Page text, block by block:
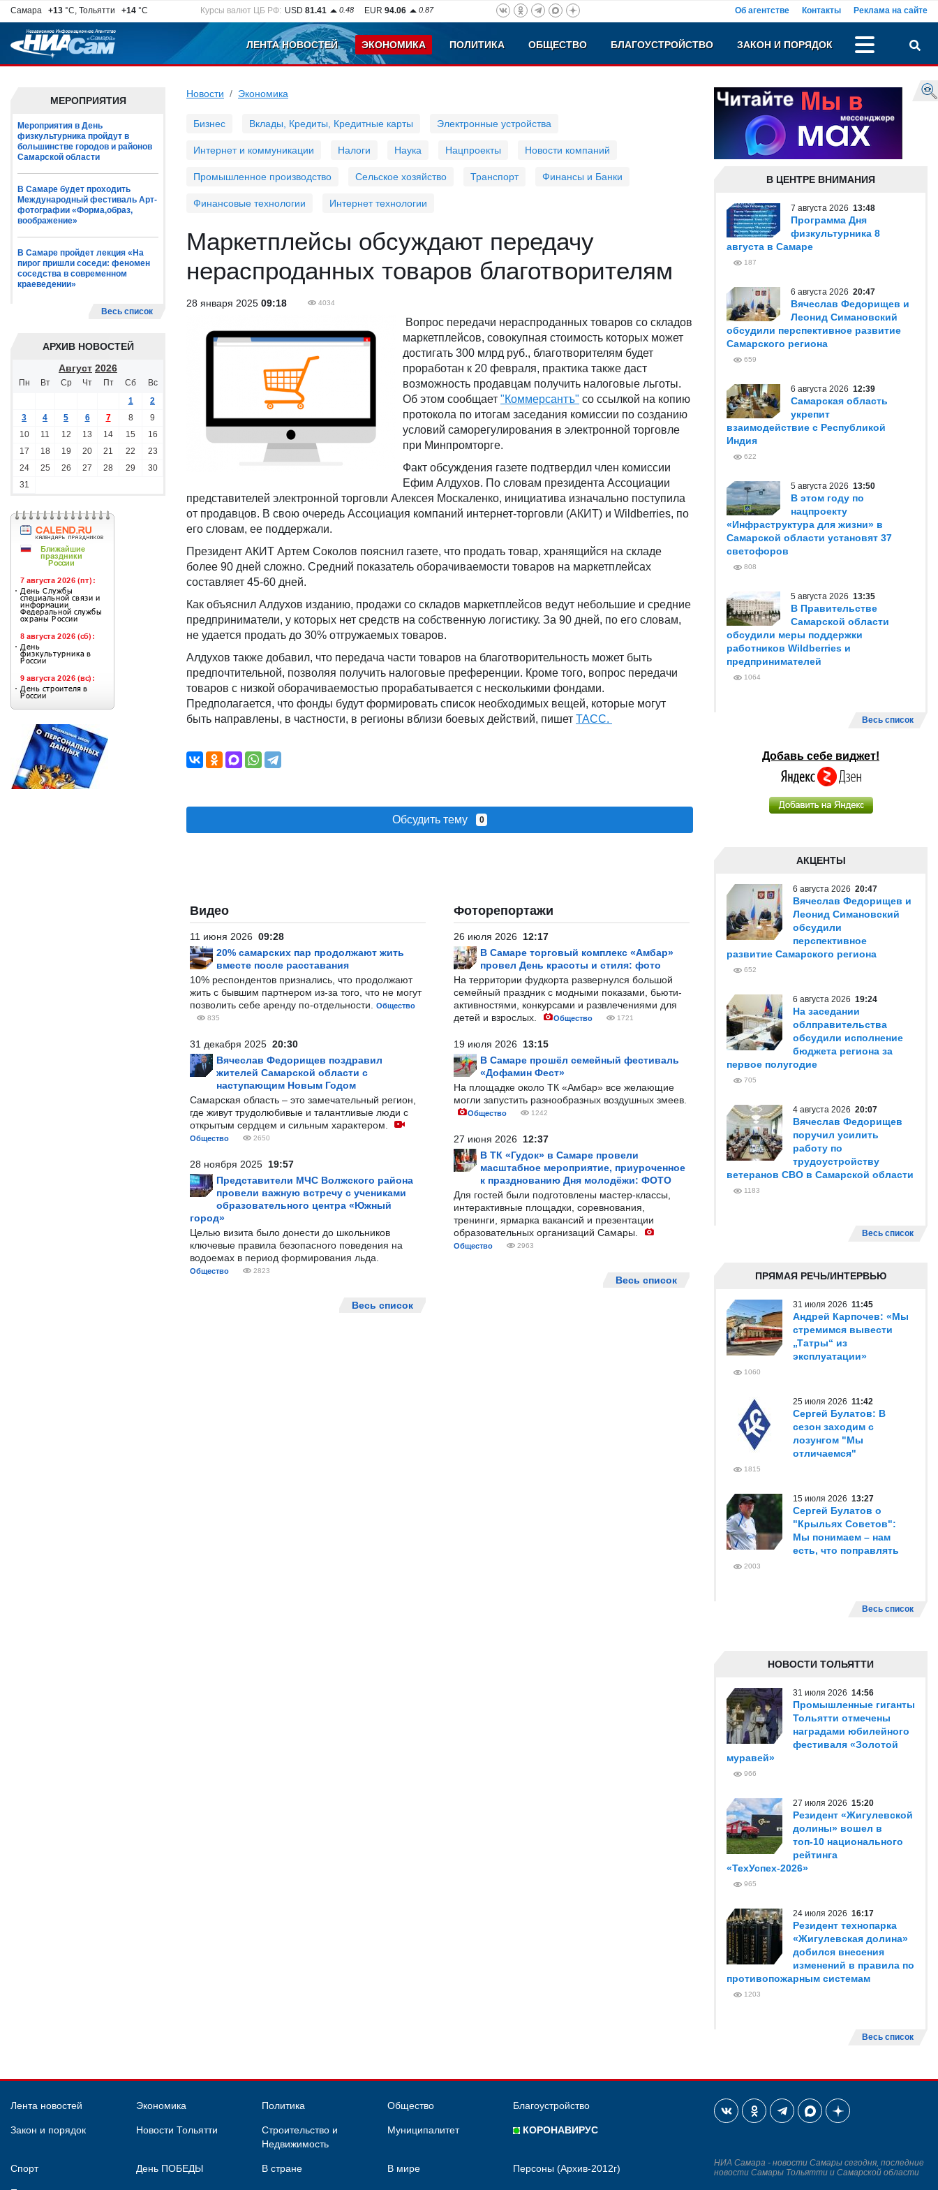
Самара +13 °C, Тольятти +14 °C Курсы валют ЦБ РФ: USD 81.41 0.48 EUR 94.06 0.87 Об агентстве Контакты Реклама на сайте
ЛЕНТА НОВОСТЕЙ ЭКОНОМИКА ПОЛИТИКА ОБЩЕСТВО БЛАГОУСТРОЙСТВО ЗАКОН И ПОРЯДОК
МЕРОПРИЯТИЯ
Мероприятия в День
физкультурника пройдут в
большинстве городов и районов
Самарской области
В Самаре будет проходить
Международный фестиваль Арт-
фотографии «Форма,образ,
воображение»
В Самаре пройдет лекция «На
пирог пришли соседи: феномен
соседства в современном
краеведении»
Весь список
АРХИВ НОВОСТЕЙ
Август 2026
Пн Вт Ср Чт Пт Сб
Вс
1
2
3
4 5 6 7 8
9
10
11 12 13 14 15
16
17
18 19 20 21 22
23
24
25 26 27 28 29
30
31
Новости Экономика
Бизнес Вклады, Кредиты, Кредитные карты Электронные устройства
Интернет и коммуникации Налоги Наука Нацпроекты Новости компаний
Промышленное производство Сельское хозяйство Транспорт Финансы и Банки
Финансовые технологии Интернет технологии
Маркетплейсы обсуждают передачу
нераспроданных товаров благотворителям
28 января 2025 09:18 4034
Вопрос передачи нераспроданных товаров со складов
маркетплейсов, совокупная стоимость которых может
достигать 300 млрд руб., благотворителям будет
проработан к 20 февраля, практика также даст
возможность продавцам получить налоговые льготы.
Об этом сообщает "Коммерсантъ" со ссылкой на копию
протокола по итогам заседания комиссии по созданию
условий саморегулирования в электронной торговле
при Минпромторге.
Факт обсуждения газете подтвердил член комиссии
Ефим Алдухов. По словам президента Ассоциации
представителей электронной торговли Алексея Москаленко, инициатива изначально поступила
от продавцов. В свою очередь Ассоциация компаний интернет-торговли (АКИТ) и Wildberries, по
его словам, ее поддержали.
Президент АКИТ Артем Соколов пояснил газете, что продать товар, хранящийся на складе
более 90 дней сложно. Средний показатель оборачиваемости товаров на маркетплейсах
составляет 45-60 дней.
Как объяснил Алдухов изданию, продажи со складов маркетплейсов ведут небольшие и средние
предприниматели, у которых нет средств на собственную логистику. За 90 дней, по его словам,
не удается продать до 30% отгружаемых товаров.
Алдухов также добавил, что передача части товаров на благотворительность может быть
предпочтительной, позволяя получить налоговые преференции. Кроме того, вопрос передачи
товаров с низкой оборачиваемостью прорабатывается с несколькими фондами.
Предполагается, что фонды будут формировать список необходимых вещей, которые могут
быть направлены, в частности, в регионы вблизи боевых действий, пишет ТАСС.
Обсудить тему 0
Видео
11 июня 2026 09:28
20% самарских пар продолжают жить
вместе после расставания
10% респондентов признались, что продолжают
жить с бывшим партнером из-за того, что не могут
позволить себе аренду по-отдельности.
Общество
835
31 декабря 2025 20:30
Вячеслав Федорищев поздравил
жителей Самарской области с
наступающим Новым Годом
Самарская область – это замечательный регион,
где живут трудолюбивые и талантливые люди с
открытым сердцем и сильным характером.
Общество 2650
28 ноября 2025 19:57
Представители МЧС Волжского района
провели важную встречу с учениками
образовательного центра «Южный
город»
Целью визита было донести до школьников
ключевые правила безопасного поведения на
водоемах в период формирования льда.
Общество 2823
Весь список
Фоторепортажи
26 июля 2026 12:17
В Самаре торговый комплекс «Амбар»
провел День красоты и стиля: фото
На территории фудкорта развернулся большой
семейный праздник с модными показами, бьюти-
активностями, конкурсами и развлечениями для
детей и взрослых.
Общество 1721
19 июля 2026 13:15
В Самаре прошёл семейный фестиваль
«Дофамин Фест»
На площадке около ТК «Амбар» все желающие
могли запустить разнообразных воздушных змеев.
Общество 1242
27 июня 2026 12:37
В ТК «Гудок» в Самаре провели
масштабное мероприятие, приуроченное
к празднованию Дня молодёжи: ФОТО
Для гостей были подготовлены мастер-классы,
интерактивные площадки, соревнования,
тренинги, ярмарка вакансий и презентации
образовательных организаций Самары.
Общество 2963
Весь список
В ЦЕНТРЕ ВНИМАНИЯ
7 августа 2026 13:48
Программа Дня
физкультурника 8
августа в Самаре
187
6 августа 2026 20:47
Вячеслав Федорищев и
Леонид Симановский
обсудили перспективное развитие
Самарского региона
659
6 августа 2026 12:39
Самарская область
укрепит
взаимодействие с Республикой
Индия
622
5 августа 2026 13:50
В этом году по
нацпроекту
«Инфраструктура для жизни» в
Самарской области установят 37
светофоров
808
5 августа 2026 13:35
В Правительстве
Самарской области
обсудили меры поддержки
работников Wildberries и
предпринимателей
1064
Весь список
Добавь себе виджет!
АКЦЕНТЫ
6 августа 2026 20:47
Вячеслав Федорищев и
Леонид Симановский
обсудили
перспективное
развитие Самарского региона
652
6 августа 2026 19:24
На заседании
облправительства
обсудили исполнение
бюджета региона за
первое полугодие
705
4 августа 2026 20:07
Вячеслав Федорищев
поручил усилить
работу по
трудоустройству
ветеранов СВО в Самарской области
1183
Весь список
ПРЯМАЯ РЕЧЬ/ИНТЕРВЬЮ
31 июля 2026 11:45
Андрей Карпочев: «Мы
стремимся вывести
„Татры“ из
эксплуатации»
1060
25 июля 2026 11:42
Сергей Булатов: В
сезон заходим с
лозунгом "Мы
отличаемся"
1815
15 июля 2026 13:27
Сергей Булатов о
"Крыльях Советов":
Мы понимаем – нам
есть, что поправлять
2003
Весь список
НОВОСТИ ТОЛЬЯТТИ
31 июля 2026 14:56
Промышленные гиганты
Тольятти отмечены
наградами юбилейного
фестиваля «Золотой
муравей»
966
27 июля 2026 15:20
Резидент «Жигулевской
долины» вошел в
топ-10 национального
рейтинга
«ТехУспех-2026»
965
24 июля 2026 16:17
Резидент технопарка
«Жигулевская долина»
добился внесения
изменений в правила по
противопожарным системам
1203
Весь список
Лента новостей Экономика Политика Общество Благоустройство
Закон и порядок Новости Тольятти
Строительство и
Недвижимость
Муниципалитет КОРОНАВИРУС
Спорт День ПОБЕДЫ В стране В мире Персоны (Архив-2012г)
НИА Самара - новости Самары сегодня, последние
новости Самары Тольятти и Самарской области